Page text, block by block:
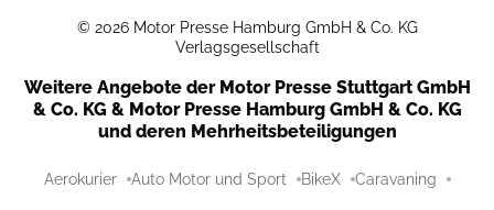
© 2026 Motor Presse Hamburg GmbH & Co. KG
Verlagsgesellschaft
Weitere Angebote der Motor Presse Stuttgart GmbH
& Co. KG & Motor Presse Hamburg GmbH & Co. KG
und deren Mehrheitsbeteiligungen
Aerokurier Auto Motor und Sport BikeX Caravaning